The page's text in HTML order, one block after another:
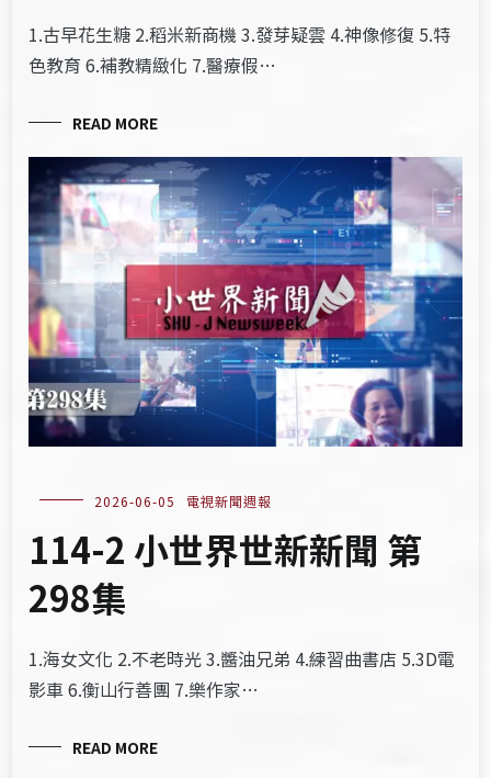
1.古早花生糖 2.稻米新商機 3.發芽疑雲 4.神像修復 5.特
色教育 6.補教精緻化 7.醫療假…
READ MORE
2026-06-05 電視新聞週報
114-2 小世界世新新聞 第
298集
1.海女文化 2.不老時光 3.醬油兄弟 4.練習曲書店 5.3D電
影車 6.衡山行善團 7.樂作家…
READ MORE